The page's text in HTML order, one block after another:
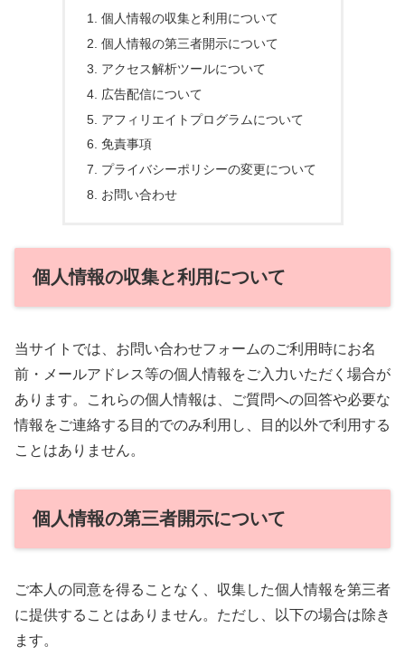
個人情報の収集と利用について
個人情報の第三者開示について
アクセス解析ツールについて
広告配信について
アフィリエイトプログラムについて
免責事項
プライバシーポリシーの変更について
お問い合わせ
個人情報の収集と利用について
当サイトでは、お問い合わせフォームのご利用時にお名
前・メールアドレス等の個人情報をご入力いただく場合が
あります。これらの個人情報は、ご質問への回答や必要な
情報をご連絡する目的でのみ利用し、目的以外で利用する
ことはありません。
個人情報の第三者開示について
ご本人の同意を得ることなく、収集した個人情報を第三者
に提供することはありません。ただし、以下の場合は除き
ます。